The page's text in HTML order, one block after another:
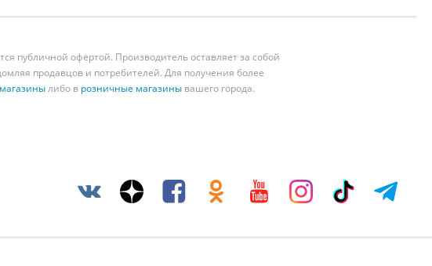
публичной офертой. Производитель оставляет за собой
продавцов и потребителей. Для получения более
либо в розничные магазинывашего города.